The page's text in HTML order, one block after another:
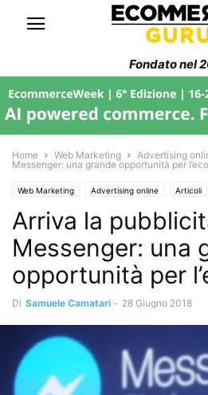
Fondato nel
Home Web Marketing Advertising
Messenger: una grande opportunità per
Web Marketing Advertising online Articoli
Filiera Ecommerce
Arriva la
Messenger: una
opportunità per
Di Samuele Camatari - 28 Giugno 2018